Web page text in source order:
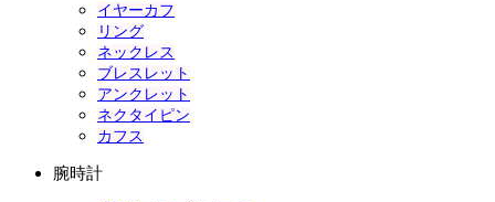
イヤーカフ
リング
ネックレス
ブレスレット
アンクレット
ネクタイピン
カフス
腕時計